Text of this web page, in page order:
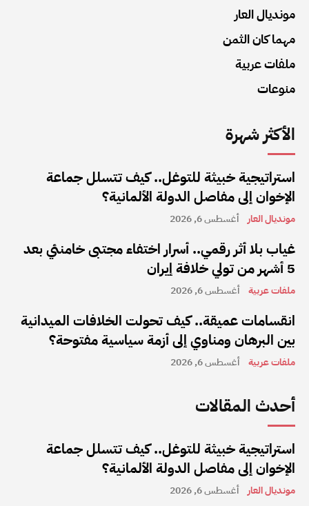
مونديال العار
مهما كان الثمن
ملفات عربية
منوعات
الأكثر شهرة
استراتيجية خبيثة للتوغل.. كيف تتسلل جماعة
الإخوان إلى مفاصل الدولة الألمانية؟
مونديال العار أغسطس 6, 2026
غياب بلا أثر رقمي.. أسرار اختفاء مجتبى خامنئي بعد
5 أشهر من تولي خلافة إيران
ملفات عربية أغسطس 6, 2026
انقسامات عميقة.. كيف تحولت الخلافات الميدانية
بين البرهان ومناوي إلى أزمة سياسية مفتوحة؟
ملفات عربية أغسطس 6, 2026
أحدث المقالات
استراتيجية خبيثة للتوغل.. كيف تتسلل جماعة
الإخوان إلى مفاصل الدولة الألمانية؟
مونديال العار أغسطس 6, 2026